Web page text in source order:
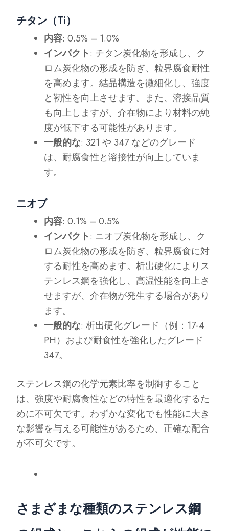
チタン（Ti）
内容: 0.5% – 1.0%
インパクト: チタン炭化物を形成し、ク
ロム炭化物の形成を防ぎ、粒界腐食耐性
を高めます。結晶構造を微細化し、強度
と靭性を向上させます。また、溶接品質
も向上しますが、介在物により材料の純
度が低下する可能性があります。
一般的な: 321 や 347 などのグレード
は、耐腐食性と溶接性が向上していま
す。
ニオブ
内容: 0.1% – 0.5%
インパクト: ニオブ炭化物を形成し、ク
ロム炭化物の形成を防ぎ、粒界腐食に対
する耐性を高めます。析出硬化によりス
テンレス鋼を強化し、高温性能を向上さ
せますが、介在物が発生する場合があり
ます。
一般的な: 析出硬化グレード（例：17-4
PH）および耐食性を強化したグレード
347。
ステンレス鋼の化学元素比率を制御すること
は、強度や耐腐食性などの特性を最適化するた
めに不可欠です。わずかな変化でも性能に大き
な影響を与える可能性があるため、正確な配合
が不可欠です。
さまざまな種類のステンレス鋼